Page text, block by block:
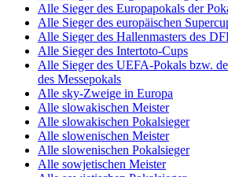
Alle Sieger des Europapokals der
Alle Sieger des europäischen
Alle Sieger des Hallenmasters des
Alle Sieger des Intertoto-Cups
Alle Sieger des UEFA-Pokals bzw.
des Messepokals
Alle sky-Zweige in Europa
Alle slowakischen Meister
Alle slowakischen Pokalsieger
Alle slowenischen Meister
Alle slowenischen Pokalsieger
Alle sowjetischen Meister